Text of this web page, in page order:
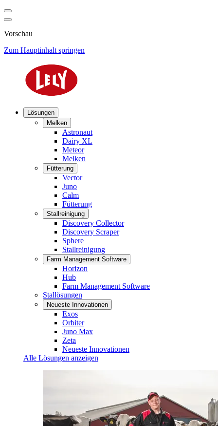
Vorschau
Zum Hauptinhalt springen
Lösungen
Melken
Astronaut
Dairy XL
Meteor
Melken
Fütterung
Vector
Juno
Calm
Fütterung
Stallreinigung
Discovery Collector
Discovery Scraper
Sphere
Stallreinigung
Farm Management Software
Horizon
Hub
Farm Management Software
Stallösungen
Neueste Innovationen
Exos
Orbiter
Juno Max
Zeta
Neueste Innovationen
Alle Lösungen anzeigen